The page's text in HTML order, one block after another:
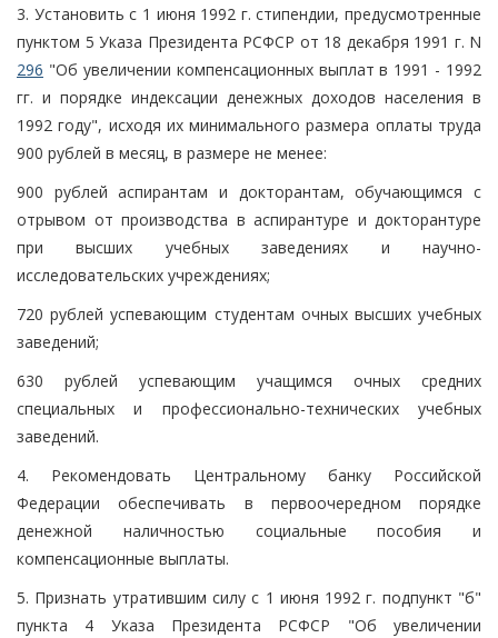
3. Установить с 1 июня 1992 г. стипендии, предусмотренные
пунктом 5 Указа Президента РСФСР от 18 декабря 1991 г. N
296 "Об увеличении компенсационных выплат в 1991 - 1992
гг. и порядке индексации денежных доходов населения в
1992 году", исходя их минимального размера оплаты труда
900 рублей в месяц, в размере не менее:
900 рублей аспирантам и докторантам, обучающимся с
отрывом от производства в аспирантуре и докторантуре
при высших учебных заведениях и научно-
исследовательских учреждениях;
720 рублей успевающим студентам очных высших учебных
заведений;
630 рублей успевающим учащимся очных средних
специальных и профессионально-технических учебных
заведений.
4. Рекомендовать Центральному банку Российской
Федерации обеспечивать в первоочередном порядке
денежной наличностью социальные пособия и
компенсационные выплаты.
5. Признать утратившим силу с 1 июня 1992 г. подпункт "б"
пункта 4 Указа Президента РСФСР "Об увеличении